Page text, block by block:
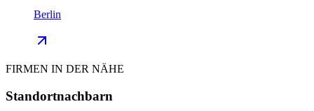
Berlin
FIRMEN IN DER NÄHE
Standortnachbarn